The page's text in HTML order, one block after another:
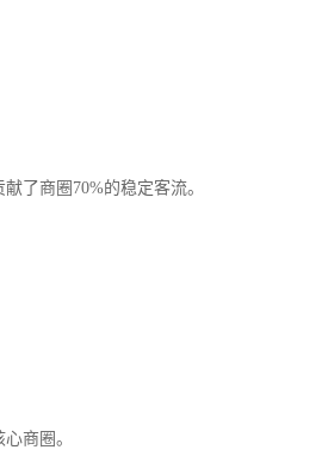
了商圈70%的稳定客流。
商圈。